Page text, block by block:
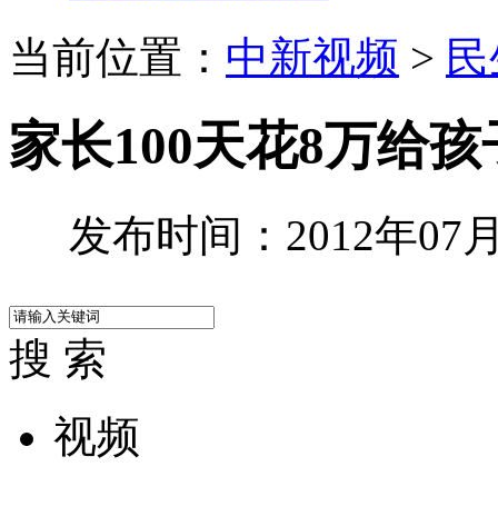
当前位置： 中新视频 >
家长100天花8万给
发布时间：2012年07
搜 索
视频